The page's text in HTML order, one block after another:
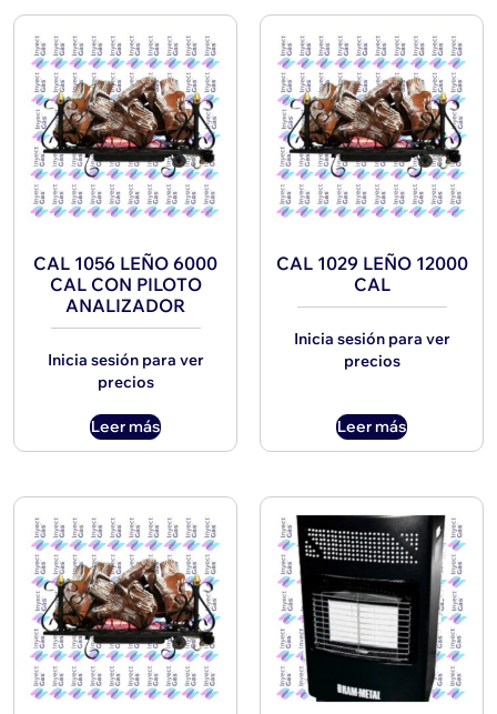
CAL 1056 LEÑO 6000
CAL CON PILOTO
ANALIZADOR
Inicia sesión para ver
precios
Leer más
CAL 1029 LEÑO 12000
CAL
Inicia sesión para ver
precios
Leer más